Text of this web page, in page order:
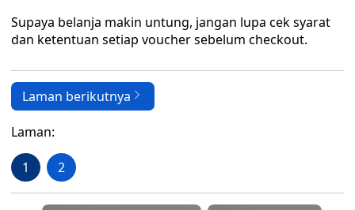
Supaya belanja makin untung, jangan lupa cek syarat
dan ketentuan setiap voucher sebelum checkout.
Laman berikutnya
Laman:
1 2